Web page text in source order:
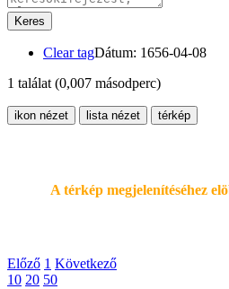
Keres
Clear tagDátum: 1656-04-08
1 találat (0,007 másodperc)
ikon nézet lista nézet térkép
A térkép megjelenítéséhez
Előző 1 Következő
10 20 50